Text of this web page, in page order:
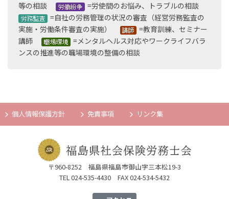
等の相談
=労使間のお悩み、トラブルの相談
=自社の労務管理の状況の審査（経営労務監査の
実施・労働条件審査の実施）
=教育訓練、セミナー
講師
=メンタルヘルス対応やワークライフバラ
ンスの推進等の職場環境の整備の相談
個人情報保護方針 免責事項 リンク集
〒960-8252 福島県福島市御山字三本松19-3
TEL 024-535-4430 FAX 024-534-5432